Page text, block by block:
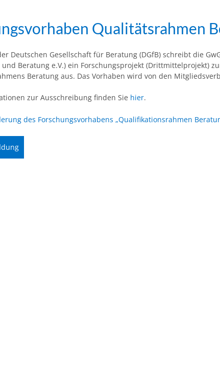
Qualitätsrahmen
Deutschen Gesellschaft für Beratung (DGfB) schreibt die
und Beratung e.V.) ein Forschungsprojekt (Drittmittelprojekt)
Beratung aus. Das Vorhaben wird von den
zur Ausschreibung finden Sie hier.
des Forschungsvorhabens „Qualifikationsrahmen